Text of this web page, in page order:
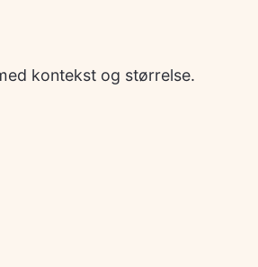
kontekst og størrelse.